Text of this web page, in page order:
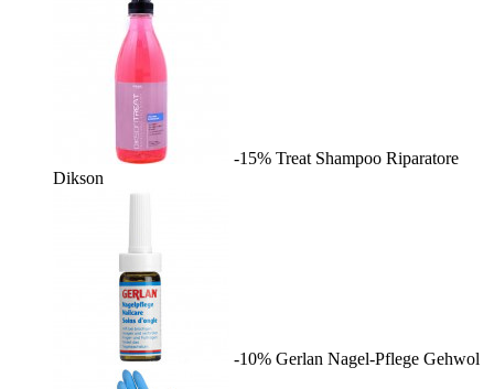
-15% Treat Shampoo Riparatore
Dikson
-10% Gerlan Nagel-Pflege Gehwol